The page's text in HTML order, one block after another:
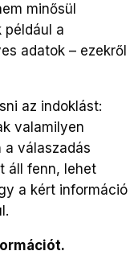
minősül
például a
adatok – ezekről
az indoklást:
valamilyen
a válaszadás
áll fenn, lehet
a kért információ